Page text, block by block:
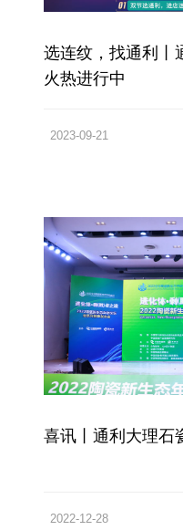
选连纹，找通利丨
火热进行中
2023-09-21
喜讯丨通利大理石
2022-12-28